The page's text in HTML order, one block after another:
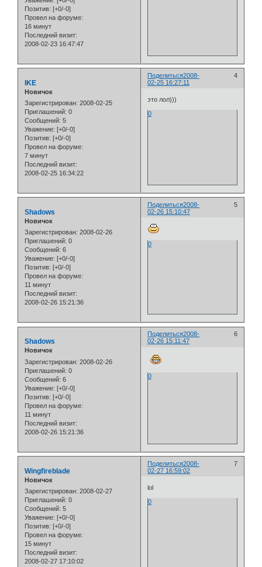
Позитив: [+0/-0]
Провел на форуме:
16 минут
Последний визит:
2008-02-23 16:47:47
Поделиться 4
2008-
02-25 16:27:11
IKE
Новичок
Зарегистрирован: 2008-02-25
Приглашений: 0
Сообщений: 5
Уважение: [+0/-0]
Позитив: [+0/-0]
Провел на форуме:
7 минут
Последний визит:
2008-02-25 16:34:22
это лол)))
0
Поделиться 5
2008-
02-26 15:10:47
Shadows
Новичок
Зарегистрирован: 2008-02-26
Приглашений: 0
Сообщений: 6
Уважение: [+0/-0]
Позитив: [+0/-0]
Провел на форуме:
11 минут
Последний визит:
2008-02-26 15:21:36
0
Поделиться 6
2008-
02-26 15:11:47
Shadows
Новичок
Зарегистрирован: 2008-02-26
Приглашений: 0
Сообщений: 6
Уважение: [+0/-0]
Позитив: [+0/-0]
Провел на форуме:
11 минут
Последний визит:
2008-02-26 15:21:36
0
Поделиться 7
2008-
02-27 16:59:02
Wingfireblade
Новичок
Зарегистрирован: 2008-02-27
Приглашений: 0
Сообщений: 5
Уважение: [+0/-0]
Позитив: [+0/-0]
Провел на форуме:
15 минут
Последний визит:
2008-02-27 17:10:02
lol
0